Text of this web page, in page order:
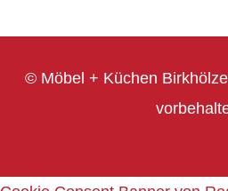
© Möbel + Küchen